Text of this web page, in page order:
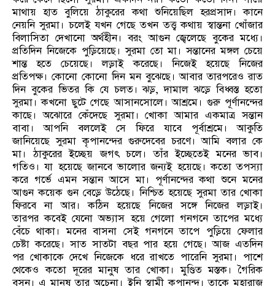
মাথায় হাত বুলিয়ে ঠাকুরের কথা শুনিয়েছিল হরপ্রসাদ। কানে
নেয়নি সুরমা। চলেই যখন গেছে তখন তত্ত্ব কথায় স্বান্তনা খোঁজার
বিলাসিতা দেখানো অর্থহীন। বরং আগুন জ্বেলেছে বুকের মধ্যে।
প্রতিদিন নিজেকে পুড়িয়েছে। সুরমা তো মা। সন্তানের মঙ্গল চেয়ে
শান্ত হতে চেয়েছে। লড়াই করেছে। নিজেই হয়েছে নিজের
প্রতিপক্ষ। কোনো কোনো দিন মন বুঝেছে। আবার তারপরেও রাত
দিন বুকের ভিতর কি যে চলত। ঝড়, দামাল ঝড়ে বিধ্বস্ত হতো
সুরমা। কখনো ছুটে গেছে আসানসোলে। আশ্রমে। গুরু পূর্ণানন্দের
কাছে। অঝোরে কেঁদেছে সুরমা। খোকা আমার একমাত্র সন্তান
বাবা। আপনি বললেই সে ফিরে যাবে পূর্বাশ্রমে। আকুতি
জানিয়েছে সুরমা কৃপানন্দের গুরুদেবের চরণে। আমি বলার কে
মা। ঠাকুরের ইচ্ছেয় জগৎ চলে। তাঁর ইচ্ছেতেই মনের ভাব।
গতিও। যা হয়েছে জানবে ভালোর জন্যই হয়েছে। কতো তপস্যা
করে গর্ভে এমন সন্তান আসে মা। পূর্ণানন্দের কথা শুনে মনের
আগুন কয়েক গুন বেড়ে উঠেছে। নিশ্চিত হয়েছে সুরমা তার খোকা
ফিরবে না আর। কঠিন হয়েছে নিজের সঙ্গে নিজের লড়াই।
তারপর কবেই যেনো অভ্যাস হয়ে গেলো গনগনে তাপের মধ্যে
বেঁচে থাকা। মনের বাসনা সেই গনগনে তাপে পুড়িয়ে ফেলার
চেষ্টা করেছে। সাত সাতটা বছর পার হয়ে গেছে। আজ এতদিন
পর খোকাকে দেখে নিজেকে ধরে রাখতে পারেনি সুরমা। পাশে
থেকেও কতো দূরের মানুষ তার খোকা। মুণ্ডিত মস্তক। গৈরিক
বসন। এ মানুষ তার অচেনা। ইনি স্বামী কৃপানন্দ। তাকে মহারাজ